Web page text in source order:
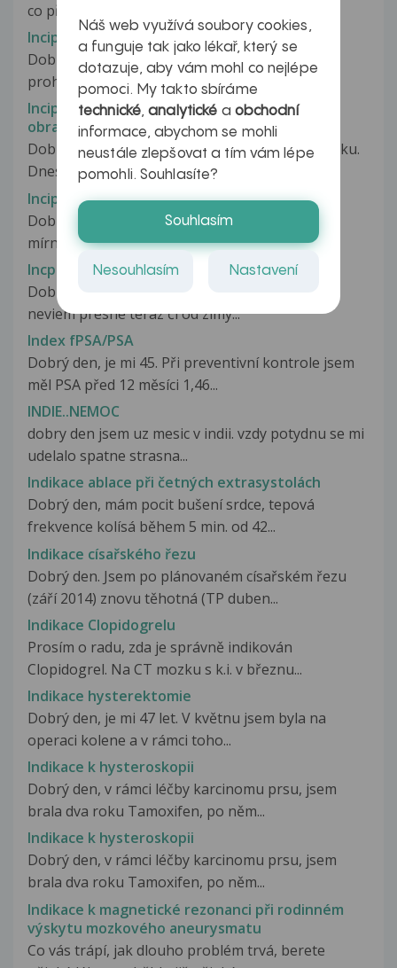
co přesně znamená výše uvedená...
Incip. myomatosa, endom.
Dobrý den pane doktore, při gynekologické
prohlídce bylo zjištěno při sonu malé...
Incip. spondyloza Th páteře. 5m rertolistéza
obratle L5. Chondroza disku L5/S1.
Dobrý den, bolí mě záda v dolní části, cca půl roku.
Dnes jsem byl z ortopedie...
Incipientní frontální korová atrofie mozku
Dobrý den, v roce 2015 mi na CT mozku zjistili
mírně rozšířené subarachnoidální...
Incp. Chondróza L4
Dobrý deň V robote ma začala bolieť chrbtica
neviem presne teraz či od zimy...
Index fPSA/PSA
Dobrý den, je mi 45. Při preventivní kontrole jsem
měl PSA před 12 měsíci 1,46...
INDIE..NEMOC
dobry den jsem uz mesic v indii. vzdy potydnu se mi
udelalo spatne strasna...
Indikace ablace při četných extrasystolách
Dobrý den, mám pocit bušení srdce, tepová
frekvence kolísá během 5 min. od 42...
Indikace císařského řezu
Dobrý den. Jsem po plánovaném císařském řezu
(září 2014) znovu těhotná (TP duben...
Indikace Clopidogrelu
Prosím o radu, zda je správně indikován
Clopidogrel. Na CT mozku s k.i. v březnu...
Indikace hysterektomie
Dobrý den, je mi 47 let. V květnu jsem byla na
operaci kolene a v rámci toho...
Indikace k hysteroskopii
Dobrý den, v rámci léčby karcinomu prsu, jsem
brala dva roku Tamoxifen, po něm...
Indikace k hysteroskopii
Dobrý den, v rámci léčby karcinomu prsu, jsem
brala dva roku Tamoxifen, po něm...
Indikace k magnetické rezonanci při rodinném
výskytu mozkového aneurysmatu
Co vás trápí, jak dlouho problém trvá, berete
Náš web využívá soubory cookies,
a funguje tak jako lékař, který se
dotazuje, aby vám mohl co nejlépe
pomoci. My takto sbíráme
technické,analytické a obchodní
informace, abychom se mohli
neustále zlepšovat a tím vám lépe
pomohli. Souhlasíte?
Souhlasím
Nesouhlasím Nastavení